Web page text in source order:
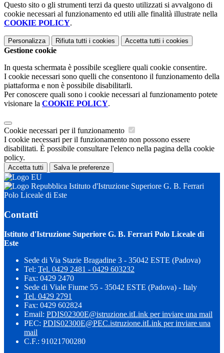
Questo sito o gli strumenti terzi da questo utilizzati si avvalgono di
cookie necessari al funzionamento ed utili alle finalità illustrate nella
COOKIE POLICY.
Personalizza Rifiuta tutti i cookies Accetta tutti i cookies
Gestione cookie
In questa schermata è possibile scegliere quali cookie consentire.
I cookie necessari sono quelli che consentono il funzionamento della
piattaforma e non è possibile disabilitarli.
Per conoscere quali sono i cookie necessari al funzionamento potete
visionare la COOKIE POLICY.
Cookie necessari per il funzionamento
I cookie necessari per il funzionamento non possono essere
disabilitati. È possibile consultare l'elenco nella pagina della cookie
policy.
Accetta tutti Salva le preferenze
Istituto d'Istruzione Superiore G. B. Ferrari
Polo Liceale di Este
Contatti
Istituto d'Istruzione Superiore G. B. Ferrari Polo Liceale di
Este
Sede di Via Stazie Bragadine 3 - 35042 ESTE (Padova)
Tel: Tel. 0429 2481 - 0429 603232
Fax: 0429 2470
Sede di Viale Fiume 55 - 35042 ESTE (Padova) - Italy
Tel. 0429 2791
Fax: 0429 602824
Email: PDIS02300E@istruzione.itLink per inviare una mail
PEC: PDIS02300E@PEC.istruzione.itLink per inviare una
mail
C.F.: 91021700280